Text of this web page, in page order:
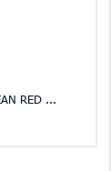
RED ...